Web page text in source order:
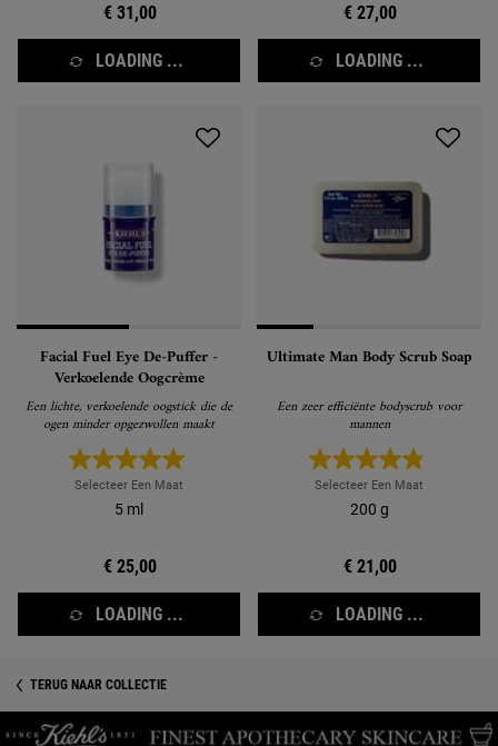
€ 31,00
LOADING ...
€ 27,00
LOADING ...
Facial Fuel Eye De-Puffer -
Verkoelende Oogcrème
Een lichte, verkoelende oogstick die de
ogen minder opgezwollen maakt
Selecteer Een Maat
5 ml
€ 25,00
LOADING ...
Ultimate Man Body Scrub Soap
Een zeer efficiënte bodyscrub voor
mannen
Selecteer Een Maat
200 g
€ 21,00
LOADING ...
TERUG NAAR COLLECTIE